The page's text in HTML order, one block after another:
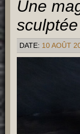
Une
DATE: 10 AOÛT